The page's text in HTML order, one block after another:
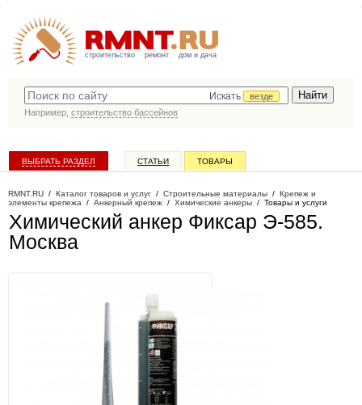
строительство ремонт дом и дача
Искать
везде
Например, строительство бассейнов
ВЫБРАТЬ РАЗДЕЛ СТАТЬИ ТОВАРЫ
RMNT.RU / Каталог товаров и услуг / Строительные материалы / Крепеж и
элементы крепежа / Анкерный крепеж / Химические анкеры / Товары и услуги
Химический анкер Фиксар Э-585.
Москва